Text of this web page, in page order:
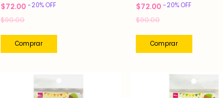
$72.00 -20% OFF
$90.00
$72.00 -20% OFF
$90.00
Comprar